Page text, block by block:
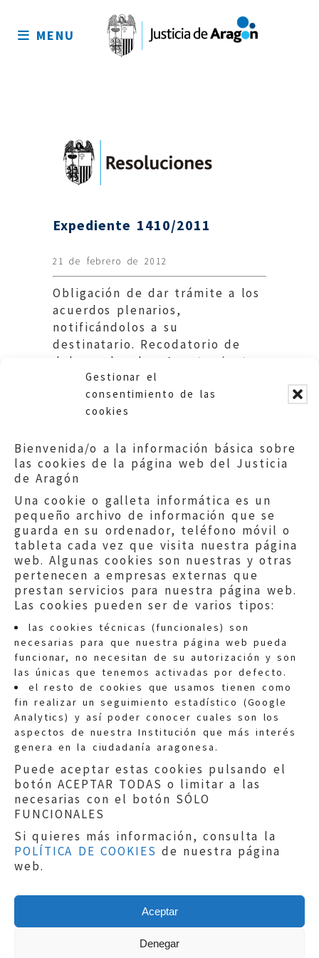
Gestionar el
consentimiento de las
cookies
Bienvenida/o a la información básica sobre
las cookies de la página web del Justicia
de Aragón
Una cookie o galleta informática es un
pequeño archivo de información que se
guarda en su ordenador, teléfono móvil o
tableta cada vez que visita nuestra página
web. Algunas cookies son nuestras y otras
pertenecen a empresas externas que
prestan servicios para nuestra página web.
Las cookies pueden ser de varios tipos:
las cookies técnicas (funcionales) son
necesarias para que nuestra página web pueda
funcionar, no necesitan de su autorización y son
las únicas que tenemos activadas por defecto.
el resto de cookies que usamos tienen como
fin realizar un seguimiento estadístico (Google
Analytics) y así poder conocer cuales son los
aspectos de nuestra Institución que más interés
genera en la ciudadanía aragonesa.
Puede aceptar estas cookies pulsando el
botón ACEPTAR TODAS o limitar a las
necesarias con el botón SÓLO
FUNCIONALES
Si quieres más información, consulta la
POLÍTICA DE COOKIES de nuestra página
web.
Aceptar
Denegar
sitio
MENU
Expediente 1410/2011
21 de febrero de 2012
Obligación de dar trámite a los
acuerdos plenarios,
notificándolos a su
destinatario. Recodatorio de
deberes legales. Ayuntamiento
de Azuara.
Quejas:quejas@eljusticiadearagon.es
Información general:
informacion@eljusticiadearagon.es
Teléfonos:900 210 210/
Aviso legal|Política de privacidad|
Protección de Datos
Política de cookies
Copyright © 2019El Justicia de Aragón|
Sephor Consulting